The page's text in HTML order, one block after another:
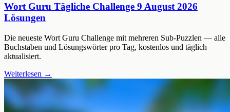
Wort Guru Tägliche Challenge 9 August 2026
Lösungen
Die neueste Wort Guru Challenge mit mehreren Sub-Puzzlen — alle
Buchstaben und Lösungswörter pro Tag, kostenlos und täglich
aktualisiert.
Weiterlesen →